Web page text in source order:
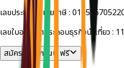
เลขประจำตัวผู้เสียภาษี :
เลขใบอนุญาตประกอบธุรกิจนำเที่ยว :
สมัครสมาชิกวันนี้ ฟรี